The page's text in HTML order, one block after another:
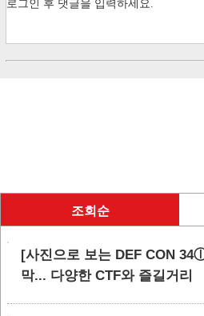
조회순
[사진으로 보는 DEF CON
막... 다양한 CTF와 즐길거리